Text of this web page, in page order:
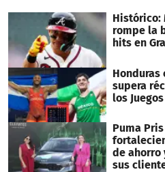
Histórico:
rompe la
hits en
Honduras
supera
los
Puma
de ahorro
sus